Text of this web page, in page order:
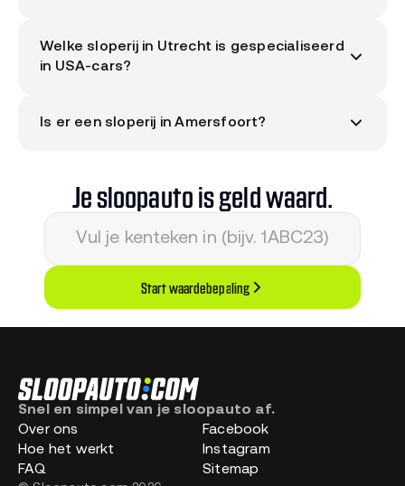
gebied met sloperij-historie. Vier ARN-erkende
bedrijven zitten op korte afstand van elkaar.
Welke sloperij in Utrecht is gespecialiseerd
in USA-cars?
ARN-erkend en focust op Amerikaanse merken.
Is er een sloperij in Amersfoort?
Autodemontage aan de Nijkerkerstraat een ARN-
bedrijf in Amersfoort.
Je sloopauto is geld waard.
Start waardebepaling
Snel en simpel van je sloopauto af.
Over ons
Hoe het werkt
FAQ
Facebook
Instagram
Sitemap